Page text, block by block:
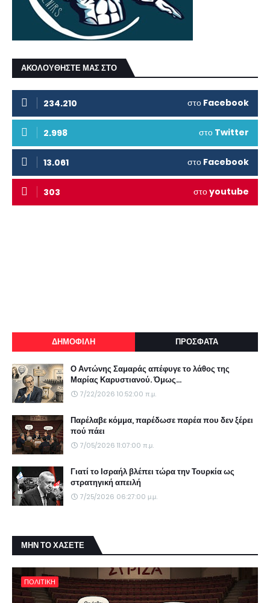
ΑΚΟΛΟΥΘΗΣΤΕ ΜΑΣ ΣΤΟ
234.210 στο Facebook
2.998 στο Twitter
13.061 στο Facebook
303 στοyoutube
ΔΗΜΟΦΙΛΗ ΠΡΟΣΦΑΤΑ
Ο Αντώνης Σαμαράς απέφυγε το λάθος της
Μαρίας Καρυστιανού. Όμως...
7/22/2026 10:52:00 π.μ.
Παρέλαβε κόμμα, παρέδωσε παρέα που δεν ξέρει
πού πάει
7/05/2026 11:07:00 π.μ.
Γιατί το Ισραήλ βλέπει τώρα την Τουρκία ως
στρατηγική απειλή
7/25/2026 06:27:00 μ.μ.
ΜΗΝ ΤΟ ΧΑΣΕΤΕ
ΠΟΛΙΤΙΚΗ